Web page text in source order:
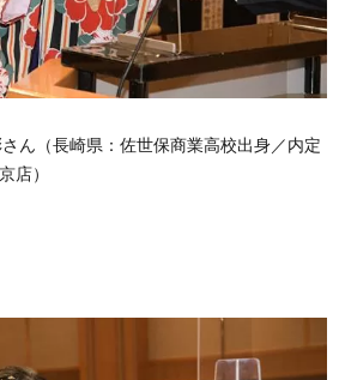
ん（長崎県：佐世保商業高校出身／内定
店）